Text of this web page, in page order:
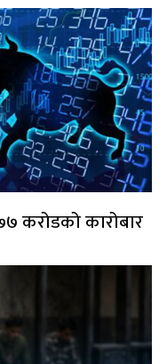
करोडको कारोबार